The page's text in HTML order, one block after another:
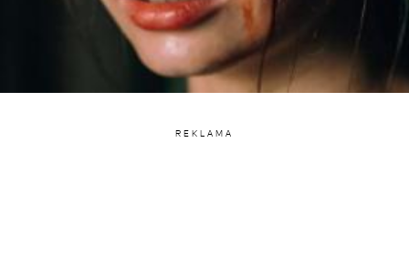
REKLAMA